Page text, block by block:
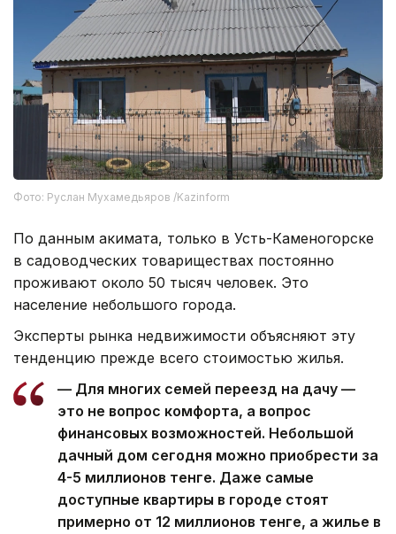
Фото: Руслан Мухамедьяров /Kazinform
По данным акимата, только в Усть-Каменогорске
в садоводческих товариществах постоянно
проживают около 50 тысяч человек. Это
население небольшого города.
Эксперты рынка недвижимости объясняют эту
тенденцию прежде всего стоимостью жилья.
— Для многих семей переезд на дачу —
это не вопрос комфорта, а вопрос
финансовых возможностей. Небольшой
дачный дом сегодня можно приобрести за
4-5 миллионов тенге. Даже самые
доступные квартиры в городе стоят
примерно от 12 миллионов тенге, а жилье в